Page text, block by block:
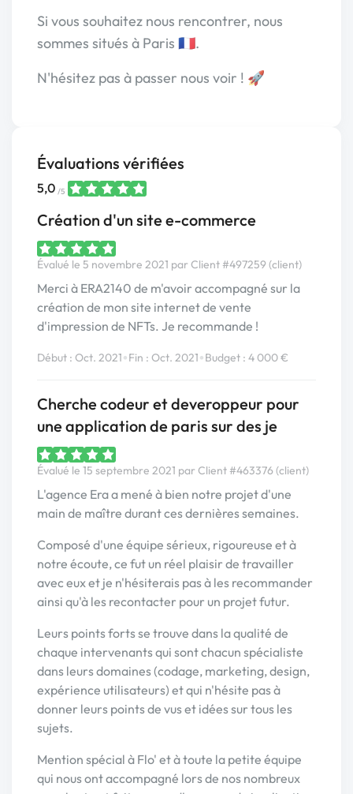
Si vous souhaitez nous rencontrer, nous
sommes situés à Paris 🇫🇷.
N'hésitez pas à passer nous voir ! 🚀
Évaluations vérifiées
5,0 /5
Création d'un site e-commerce
Évalué le 5 novembre 2021 par Client #497259 (client)
Merci à ERA2140 de m'avoir accompagné sur la
création de mon site internet de vente
d'impression de NFTs. Je recommande !
Début : Oct. 2021•Fin : Oct. 2021•Budget : 4 000 €
Cherche codeur et deveroppeur pour
une application de paris sur des je
Évalué le 15 septembre 2021 par Client #463376 (client)
L'agence Era a mené à bien notre projet d'une
main de maître durant ces dernières semaines.
Composé d'une équipe sérieux, rigoureuse et à
notre écoute, ce fut un réel plaisir de travailler
avec eux et je n'hésiterais pas à les recommander
ainsi qu'à les recontacter pour un projet futur.
Leurs points forts se trouve dans la qualité de
chaque intervenants qui sont chacun spécialiste
dans leurs domaines (codage, marketing, design,
expérience utilisateurs) et qui n'hésite pas à
donner leurs points de vus et idées sur tous les
sujets.
Mention spécial à Flo' et à toute la petite équipe
qui nous ont accompagné lors de nos nombreux